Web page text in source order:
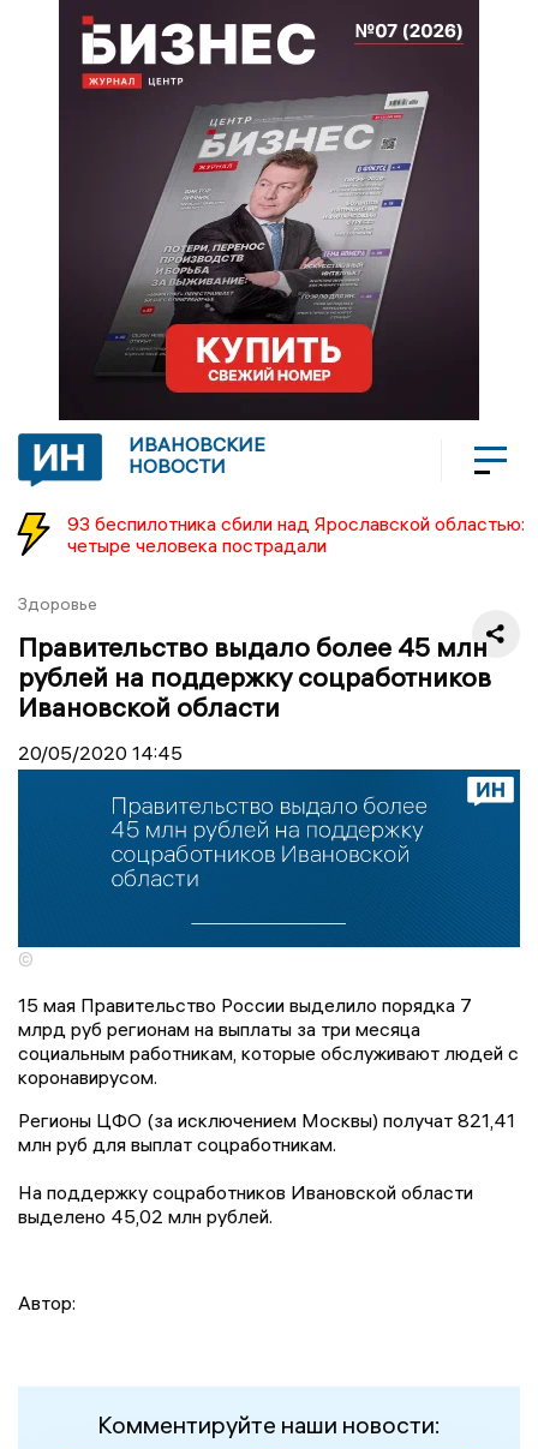
ИВАНОВСКИЕ
НОВОСТИ
93 беспилотника сбили над Ярославской областью:
четыре человека пострадали
Здоровье
Правительство выдало более 45 млн
рублей на поддержку соцработников
Ивановской области
20/05/2020 14:45
©
15 мая Правительство России выделило порядка 7
млрд руб регионам на выплаты за три месяца
социальным работникам, которые обслуживают людей с
коронавирусом.
Регионы ЦФО (за исключением Москвы) получат 821,41
млн руб для выплат соцработникам.
На поддержку соцработников Ивановской области
выделено 45,02 млн рублей.
Автор:
Комментируйте наши новости: